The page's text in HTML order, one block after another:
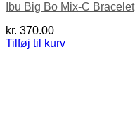
Ibu Big Bo Mix-C Bracelet
kr. 370.00
Tilføj til kurv